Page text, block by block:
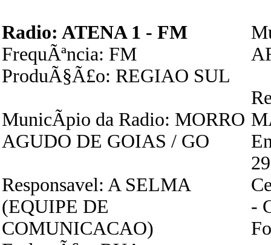
Radio: ATENA 1 - FM
FrequÃªncia: FM
ProduÃ§Ã£o: REGIAO SUL
MunicÃ­pio da Radio: MORRO
AGUDO DE GOIAS / GO
Responsavel: A SELMA
(EQUIPE DE
COMUNICACAO)
-